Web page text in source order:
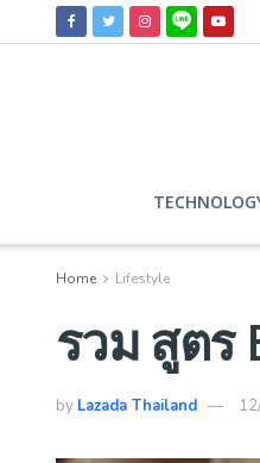
Home Lifestyle
รวม สูตร
by Lazada Thailand